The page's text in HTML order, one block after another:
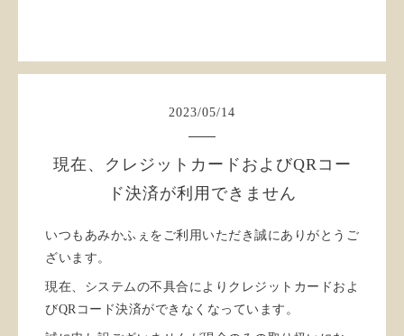
2023/05/14
現在、クレジットカードおよびQRコー
ド決済が利用できません
いつもあみかふぇをご利用いただき誠にありがとうご
ざいます。
現在、システムの不具合によりクレジットカードおよ
びQRコード決済ができなくなっています。